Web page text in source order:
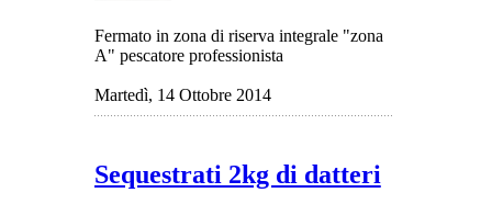
Fermato in zona di riserva integrale "zona
A" pescatore professionista
Martedì, 14 Ottobre 2014
Sequestrati 2kg di datteri